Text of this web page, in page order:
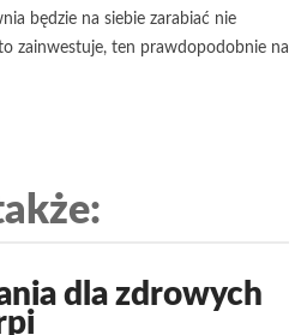
będzie na siebie zarabiać nie
zainwestuje, ten prawdopodobnie na
dla zdrowych